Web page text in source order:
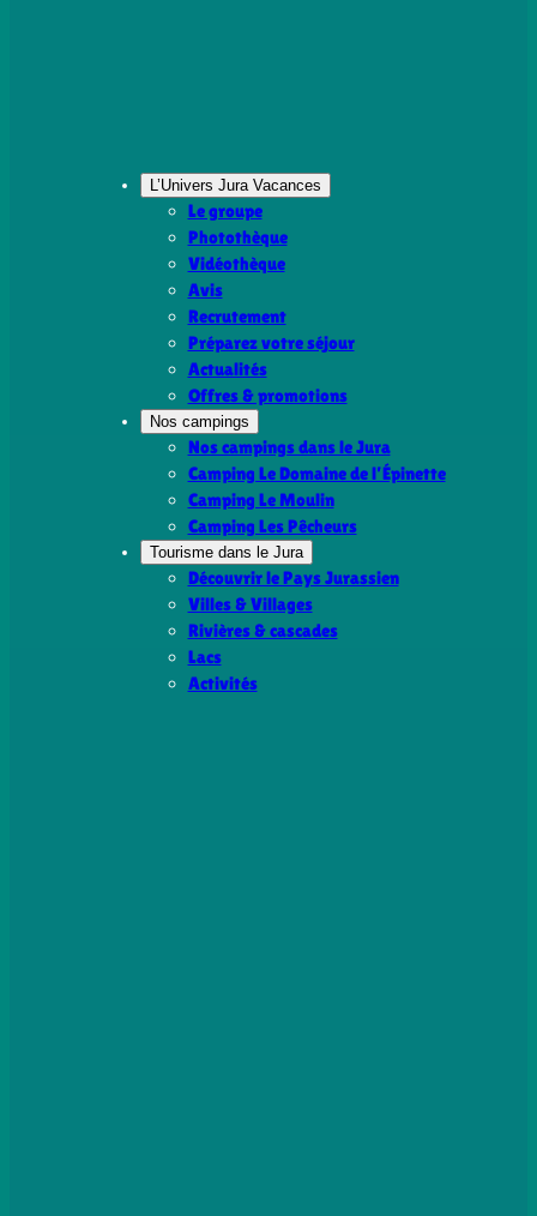
L’Univers Jura Vacances
Le groupe
Photothèque
Vidéothèque
Avis
Recrutement
Préparez votre séjour
Actualités
Offres & promotions
Nos campings
Nos campings dans le Jura
Camping Le Domaine de l’Épinette
Camping Le Moulin
Camping Les Pêcheurs
Tourisme dans le Jura
Découvrir le Pays Jurassien
Villes & Villages
Rivières & cascades
Lacs
Activités